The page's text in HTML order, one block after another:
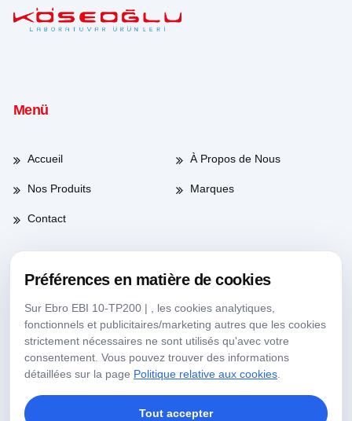
Menü
Accueil À Propos de Nous
Nos Produits Marques
Contact
Jours de semaine 08:00-17:30
Préférences en matière de cookies
Sur Ebro EBI 10-TP200 | , les cookies analytiques,
fonctionnels et publicitaires/marketing autres que les cookies
strictement nécessaires ne sont utilisés qu'avec votre
consentement. Vous pouvez trouver des informations
détaillées sur la page Politique relative aux cookies
Tout accepter